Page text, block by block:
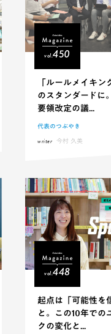
vol.450
「ルールメイキン
のスタンダードに
要領改定の議...
代表のつぶやき
writer
今村 久美
vol.448
起点は「可能性を
と。この10年での
クの変化と...